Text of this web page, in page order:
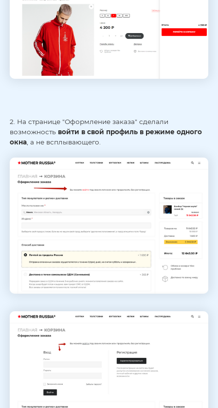
2. На странице "Оформление заказа" сделали
возможность войти в свой профиль в режиме одного
окна , а не всплывающего.